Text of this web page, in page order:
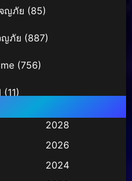
ญภัย (85)
ญภัย (887)
(756)
(11)
ร์ตูน(245)2028
2026
2024